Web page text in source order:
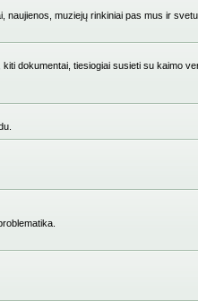
naujienos, muziejų rinkiniai pas mus ir
dokumentai, tiesiogiai susieti su kaimo